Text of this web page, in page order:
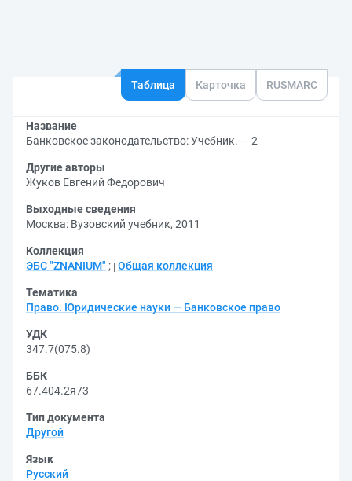
Таблица Карточка RUSMARC
Название
Банковское законодательство: Учебник. — 2
Другие авторы
Жуков Евгений Федорович
Выходные сведения
Москва: Вузовский учебник, 2011
Коллекция
ЭБС "ZNANIUM" ; Общая коллекция
Тематика
Право. Юридические науки — Банковское право
УДК
347.7(075.8)
ББК
67.404.2я73
Тип документа
Другой
Язык
Русский